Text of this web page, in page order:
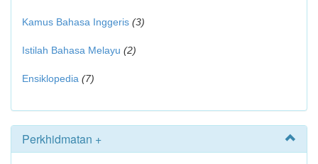
Kamus Bahasa Inggeris (3)
Istilah Bahasa Melayu (2)
Ensiklopedia (7)
Perkhidmatan +